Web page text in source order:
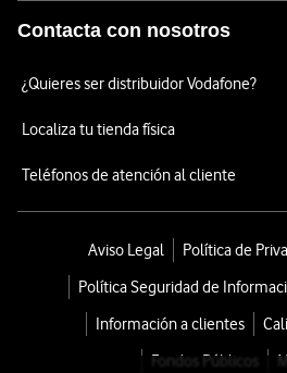
Contacta con nosotros
¿Quieres ser distribuidor Vodafone?
Localiza tu tienda física
Teléfonos de atención al cliente
Aviso Legal
Política de
Política Seguridad de
Información a clientes
Fondos Públicos